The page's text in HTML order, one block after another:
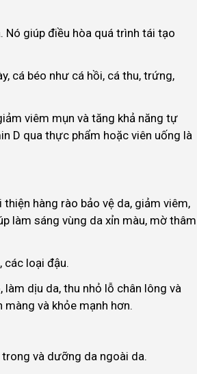
giúp điều hòa quá trình tái tạo
cá béo như cá hồi, cá thu, trứng,
viêm mụn và tăng khả năng tự
D qua thực phẩm hoặc viên uống là
hàng rào bảo vệ da, giảm viêm,
làm sáng vùng da xỉn màu, mờ thâm
các loại đậu.
dịu da, thu nhỏ lỗ chân lông và
và khỏe mạnh hơn.
và dưỡng da ngoài da.